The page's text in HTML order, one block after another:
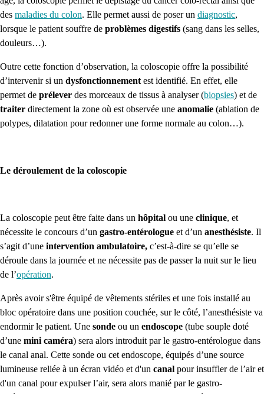
des maladies du colon. Elle permet aussi de poser un diagnostic,
lorsque le patient souffre de problèmes digestifs (sang dans les selles,
douleurs…).
Outre cette fonction d’observation, la coloscopie offre la possibilité
d’intervenir si un dysfonctionnementest identifié. En effet, elle
permet de prélever des morceaux de tissus à analyser (biopsies) et de
traiter directement la zone où est observée une anomalie (ablation de
polypes, dilatation pour redonner une forme normale au colon…).
Le déroulement de la coloscopie
La coloscopie peut être faite dans un hôpital ou une clinique, et
nécessite le concours d’un gastro-entérologue et d’un anesthésiste. Il
s’agit d’une intervention ambulatoire, c’est-à-dire se qu’elle se
déroule dans la journée et ne nécessite pas de passer la nuit sur le lieu
de l’opération.
Après avoir s'être équipé de vêtements stériles et une fois installé au
bloc opératoire dans une position couchée, sur le côté, l’anesthésiste va
endormir le patient. Une sonde ou un endoscope (tube souple doté
d’une mini caméra) sera alors introduit par le gastro-entérologue dans
le canal anal. Cette sonde ou cet endoscope, équipés d’une source
lumineuse reliée à un écran vidéo et d'un canal pour insuffler de l’air et
d'un canal pour expulser l’air, sera alors manié par le gastro-